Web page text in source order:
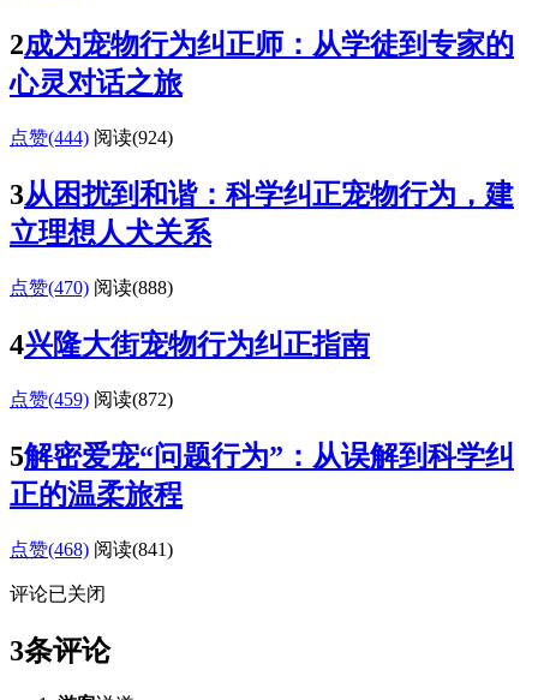
2成为宠物行为纠正师：从学徒到专家的
心灵对话之旅
点赞(444) 阅读(924)
3从困扰到和谐：科学纠正宠物行为，建
立理想人犬关系
点赞(470) 阅读(888)
4兴隆大街宠物行为纠正指南
点赞(459) 阅读(872)
5解密爱宠“问题行为”：从误解到科学纠
正的温柔旅程
点赞(468) 阅读(841)
评论已关闭
3条评论